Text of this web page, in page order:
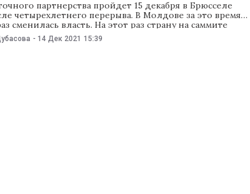
партнерства пройдет 15 декабря в Брюсселе
четырехлетнего перерыва. В Молдове за это время
сменилась власть. На этот раз страну на саммите
президент Майя Санду. Чего ждать от встречи лидеров
партнерства с чиновниками ЕС, какой поддержкой
- 14 Дек 2021 15:39